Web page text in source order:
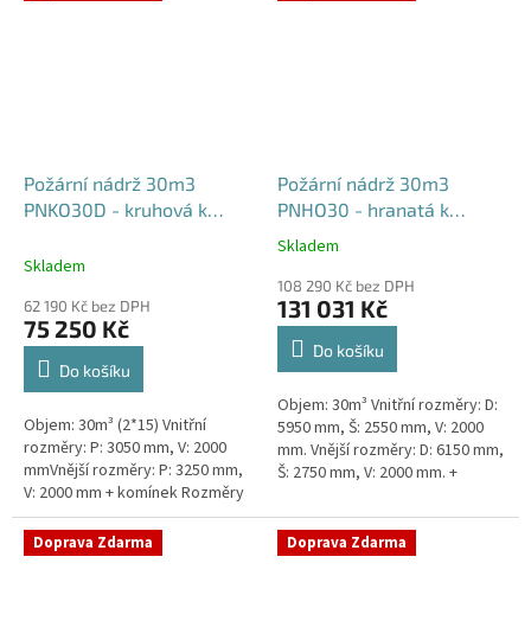
Požární nádrž 30m3
PNKO30D - kruhová k
Skladem
62 190 Kč bez DPH
75 250 Kč
Do košíku
Objem: 30m³ (2*15) Vnitřní
rozměry: P: 3050 mm, V: 2000
mmVnější rozměry: P: 3250 mm,
V: 2000 mm + komínek Rozměry
nádrže možno jakkoliv upravit -
vyrobíme nádrž na...
Požární nádrž 30m3
PNHO30 - hranatá k
obetonování
Průměrné
produktu
je
5,0
hvězdiček.
Skladem
108 290 Kč bez DPH
131 031 Kč
Do košíku
Objem: 30m³ Vnitřní rozměry: D:
5950 mm, Š: 2550 mm, V: 2000
mm. Vnější rozměry: D: 6150 mm,
Š: 2750 mm, V: 2000 mm. +
týdny od objednávky....
Doprava Zdarma Doprava Zdarma